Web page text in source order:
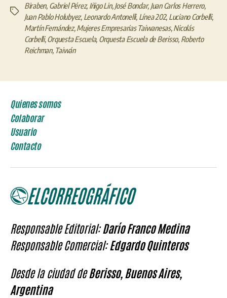
Etiquetas
Biraben, Gabriel Pérez, Iñigo Lin, José Bondar, Juan Carlos Herrero,
Juan Pablo Holubyez, Leonardo Antonelli, Línea 202, Luciano Corbelli,
Martín Fernández, Mujeres Empresarias Taiwanesas, Nicolás
Corbelli, Orquesta Escuela, Orquesta Escuela de Berisso, Roberto
Reichman, Taiwán
Quienes somos
Colaborar
Usuario
Contacto
Responsable Editorial:Darío Franco Medina
Responsable Comercial:Edgardo Quinteros
Desde la ciudad deBerisso, Buenos Aires,
Argentina